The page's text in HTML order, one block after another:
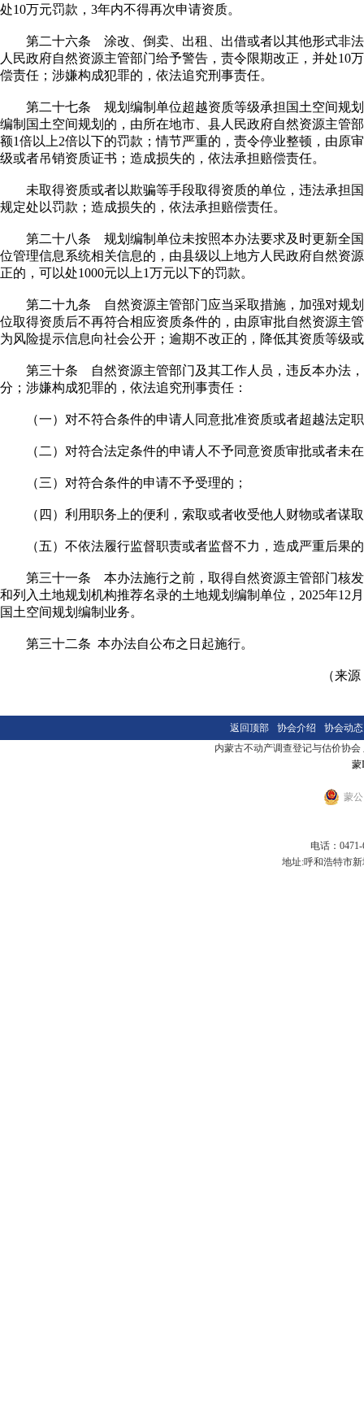
处10万元罚款，3年内不得再次申请资质。
第二十六条 涂改、倒卖、出租、出借或者以其他形式非法
人民政府自然资源主管部门给予警告，责令限期改正，并处10
偿责任；涉嫌构成犯罪的，依法追究刑事责任。
第二十七条 规划编制单位超越资质等级承担国土空间规划
编制国土空间规划的，由所在地市、县人民政府自然资源主管
额1倍以上2倍以下的罚款；情节严重的，责令停业整顿，由原
级或者吊销资质证书；造成损失的，依法承担赔偿责任。
未取得资质或者以欺骗等手段取得资质的单位，违法承担
规定处以罚款；造成损失的，依法承担赔偿责任。
第二十八条 规划编制单位未按照本办法要求及时更新全国
位管理信息系统相关信息的，由县级以上地方人民政府自然资
正的，可以处1000元以上1万元以下的罚款。
第二十九条 自然资源主管部门应当采取措施，加强对规划
位取得资质后不再符合相应资质条件的，由原审批自然资源主
为风险提示信息向社会公开；逾期不改正的，降低其资质等级
第三十条 自然资源主管部门及其工作人员，违反本办法，
分；涉嫌构成犯罪的，依法追究刑事责任：
（一）对不符合条件的申请人同意批准资质或者超越法定
（二）对符合法定条件的申请人不予同意资质审批或者未
（三）对符合条件的申请不予受理的；
（四）利用职务上的便利，索取或者收受他人财物或者谋
（五）不依法履行监督职责或者监督不力，造成严重后果
第三十一条 本办法施行之前，取得自然资源主管部门核发
和列入土地规划机构推荐名录的土地规划编制单位，2025年12
国土空间规划编制业务。
第三十二条 本办法自公布之日起施行。
（来源：自然资
返回顶部 协会介绍
协会动态
内蒙古不动产调查登记与估价协
蒙
蒙公
电话：
地址:呼和浩特市